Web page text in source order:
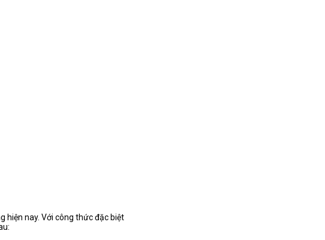
hiện nay. Với công thức đặc biệt